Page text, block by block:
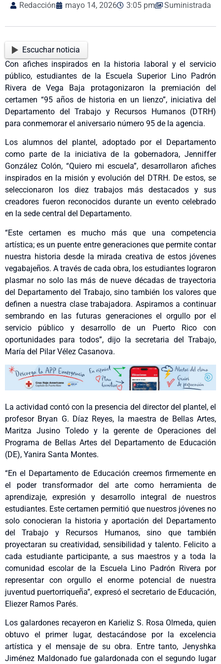
Redacción mayo 14, 2026 3:05 pm Suministrada
Escuchar noticia
Con afiches inspirados en la historia laboral y el servicio
público, estudiantes de la Escuela Superior Lino Padrón
Rivera de Vega Baja protagonizaron la premiación del
certamen “95 años de historia en un lienzo”, iniciativa del
Departamento del Trabajo y Recursos Humanos (DTRH)
para conmemorar el aniversario número 95 de la agencia.
Los alumnos del plantel, adoptado por el Departamento
como parte de la iniciativa de la gobernadora, Jenniffer
González Colón, “Quiero mi escuela”, desarrollaron afiches
inspirados en la misión y evolución del DTRH. De estos, se
seleccionaron los diez trabajos más destacados y sus
creadores fueron reconocidos durante un evento celebrado
en la sede central del Departamento.
“Este certamen es mucho más que una competencia
artística; es un puente entre generaciones que permite contar
nuestra historia desde la mirada creativa de estos jóvenes
vegabajeños. A través de cada obra, los estudiantes lograron
plasmar no solo las más de nueve décadas de trayectoria
del Departamento del Trabajo, sino también los valores que
definen a nuestra clase trabajadora. Aspiramos a continuar
sembrando en las futuras generaciones el orgullo por el
servicio público y desarrollo de un Puerto Rico con
oportunidades para todos”, dijo la secretaria del Trabajo,
María del Pilar Vélez Casanova.
La actividad contó con la presencia del director del plantel, el
profesor Bryan G. Díaz Reyes, la maestra de Bellas Artes,
Maritza Jusino Toledo y la gerente de Operaciones del
Programa de Bellas Artes del Departamento de Educación
(DE), Yanira Santa Montes.
“En el Departamento de Educación creemos firmemente en
el poder transformador del arte como herramienta de
aprendizaje, expresión y desarrollo integral de nuestros
estudiantes. Este certamen permitió que nuestros jóvenes no
solo conocieran la historia y aportación del Departamento
del Trabajo y Recursos Humanos, sino que también
proyectaran su creatividad, sensibilidad y talento. Felicito a
cada estudiante participante, a sus maestros y a toda la
comunidad escolar de la Escuela Lino Padrón Rivera por
representar con orgullo el enorme potencial de nuestra
juventud puertorriqueña”, expresó el secretario de Educación,
Eliezer Ramos Parés.
Los galardones recayeron en Karieliz S. Rosa Olmeda, quien
obtuvo el primer lugar, destacándose por la excelencia
artística y el mensaje de su obra. Entre tanto, Jenyshka
Jiménez Maldonado fue galardonada con el segundo lugar